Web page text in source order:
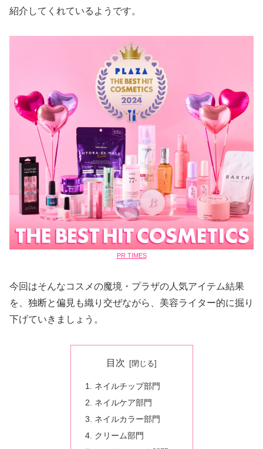
紹介してくれているようです。
PR TIMES
今回はそんなコスメの魔境・プラザの人気アイテム結果
を、独断と偏見も織り交ぜながら、美容ライター的に掘り
下げていきましょう。
目次
ネイルチップ部門
ネイルケア部門
ネイルカラー部門
クリーム部門